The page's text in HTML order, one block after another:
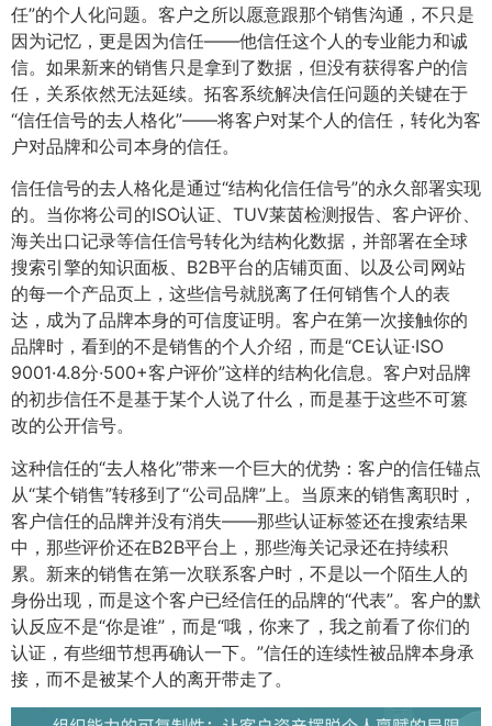
任”的个人化问题。客户之所以愿意跟那个销售沟通，不只是
因为记忆，更是因为信任——他信任这个人的专业能力和诚
信。如果新来的销售只是拿到了数据，但没有获得客户的信
任，关系依然无法延续。拓客系统解决信任问题的关键在于
“信任信号的去人格化”——将客户对某个人的信任，转化为客
户对品牌和公司本身的信任。
信任信号的去人格化是通过“结构化信任信号”的永久部署实现
的。当你将公司的ISO认证、TUV莱茵检测报告、客户评价、
海关出口记录等信任信号转化为结构化数据，并部署在全球
搜索引擎的知识面板、B2B平台的店铺页面、以及公司网站
的每一个产品页上，这些信号就脱离了任何销售个人的表
达，成为了品牌本身的可信度证明。客户在第一次接触你的
品牌时，看到的不是销售的个人介绍，而是“CE认证·ISO
9001·4.8分·500+客户评价”这样的结构化信息。客户对品牌
的初步信任不是基于某个人说了什么，而是基于这些不可篡
改的公开信号。
这种信任的“去人格化”带来一个巨大的优势：客户的信任锚点
从“某个销售”转移到了“公司品牌”上。当原来的销售离职时，
客户信任的品牌并没有消失——那些认证标签还在搜索结果
中，那些评价还在B2B平台上，那些海关记录还在持续积
累。新来的销售在第一次联系客户时，不是以一个陌生人的
身份出现，而是这个客户已经信任的品牌的“代表”。客户的默
认反应不是“你是谁”，而是“哦，你来了，我之前看了你们的
认证，有些细节想再确认一下。”信任的连续性被品牌本身承
接，而不是被某个人的离开带走了。